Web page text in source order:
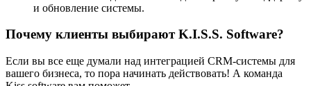
и обновление системы.
Почему клиенты выбирают K.I.S.S. Software?
Если вы все еще думали над интеграцией CRM-системы для
вашего бизнеса, то пора начинать действовать! А команда